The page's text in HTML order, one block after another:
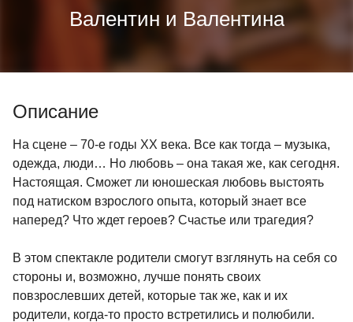
Валентин и Валентина
Описание
На сцене – 70-е годы ХХ века. Все как тогда – музыка,
одежда, люди… Но любовь – она такая же, как сегодня.
Настоящая. Сможет ли юношеская любовь выстоять
под натиском взрослого опыта, который знает все
наперед? Что ждет героев? Счастье или трагедия?
В этом спектакле родители смогут взглянуть на себя со
стороны и, возможно, лучше понять своих
повзрослевших детей, которые так же, как и их
родители, когда-то просто встретились и полюбили.